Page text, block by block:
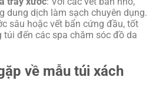
dung dịch làm sạch chuyên dụng.
sâu hoặc vết bẩn cứng đầu, tốt
túi đến các spa chăm sóc đồ da
về mẫu túi xách